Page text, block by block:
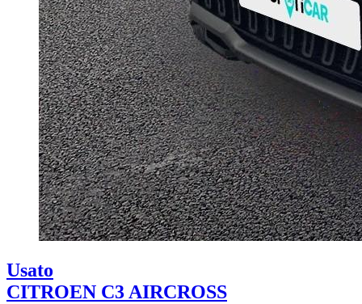
Usato
CITROEN C3 AIRCROSS